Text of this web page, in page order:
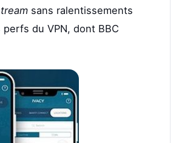
sans ralentissements
du VPN, dont BBC